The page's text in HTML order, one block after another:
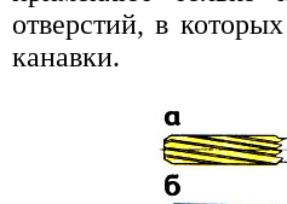
отверстий, в
канавки.